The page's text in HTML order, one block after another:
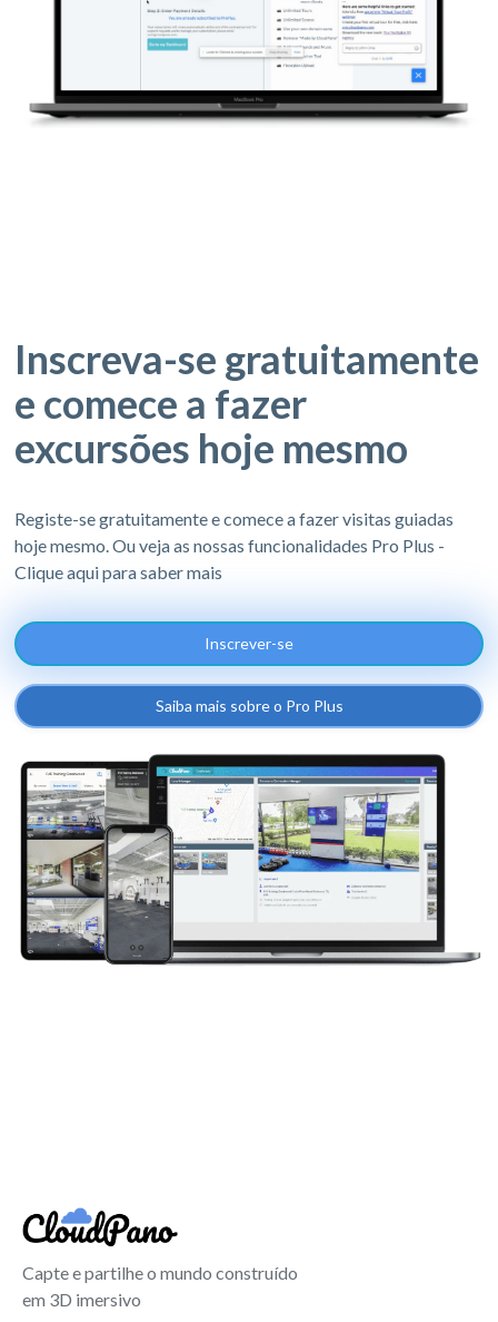
Inscreva-se gratuitamente
e comece a fazer
excursões hoje mesmo
Registe-se gratuitamente e comece a fazer visitas guiadas
hoje mesmo. Ou veja as nossas funcionalidades Pro Plus -
Clique aqui para saber mais
Inscrever-se
Saiba mais sobre o Pro Plus
Capte e partilhe o mundo construído
em 3D imersivo